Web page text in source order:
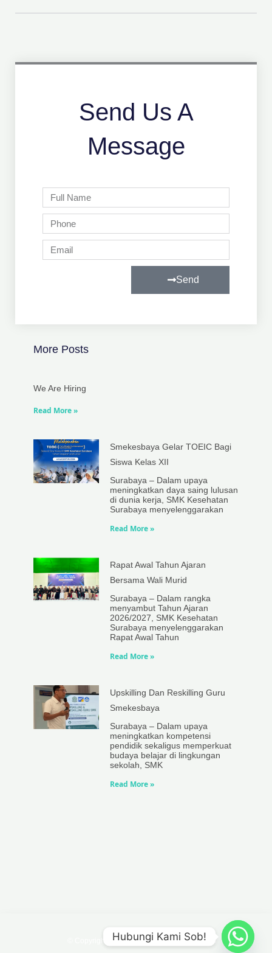
Send Us A
Message
Full
Name
Phone
Email
Send
More Posts
We Are Hiring
Read More »
Smekesbaya Gelar TOEIC Bagi
Siswa Kelas XII
Surabaya – Dalam upaya
meningkatkan daya saing lulusan
di dunia kerja, SMK Kesehatan
Surabaya menyelenggarakan
Read More »
Rapat Awal Tahun Ajaran
Bersama Wali Murid
Surabaya – Dalam rangka
menyambut Tahun Ajaran
2026/2027, SMK Kesehatan
Surabaya menyelenggarakan
Rapat Awal Tahun
Read More »
Upskilling Dan Reskilling Guru
Smekesbaya
Surabaya – Dalam upaya
meningkatkan kompetensi
pendidik sekaligus memperkuat
budaya belajar di lingkungan
sekolah, SMK
Read More »
© Copyright 2022, SMK Kesehatan Surabaya
Hubungi Kami Sob!